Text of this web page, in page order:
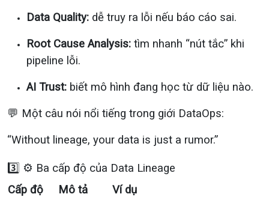
Data Quality: dễ truy ra lỗi nếu báo cáo sai.
Root Cause Analysis: tìm nhanh “nút tắc” khi
pipeline lỗi.
AI Trust: biết mô hình đang học từ dữ liệu nào.
💬 Một câu nói nổi tiếng trong giới DataOps:
“Without lineage, your data is just a rumor.”
3️⃣ ⚙️ Ba cấp độ của Data Lineage
Cấp độ
Mô tả
Ví dụ